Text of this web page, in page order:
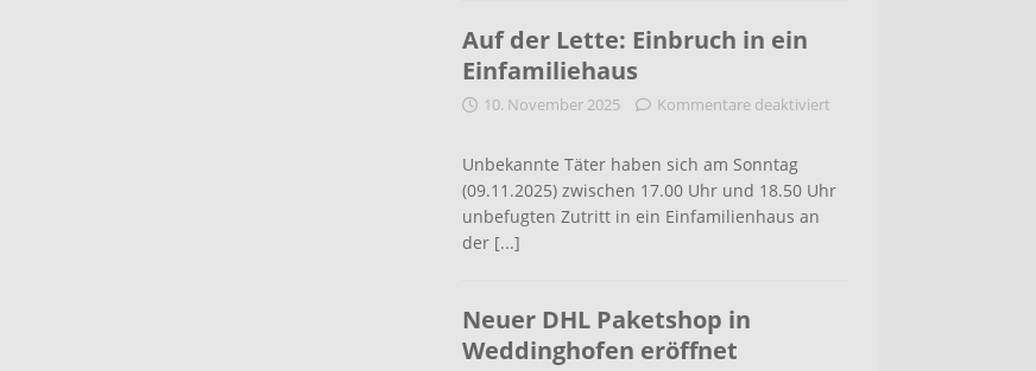
Auf der Lette: Einbruch in ein
Einfamiliehaus
10. November 2025 Kommentare deaktiviert
Unbekannte Täter haben sich am Sonntag
(09.11.2025) zwischen 17.00 Uhr und 18.50 Uhr
unbefugten Zutritt in ein Einfamilienhaus an
der [...]
Neuer DHL Paketshop in
Weddinghofen eröffnet